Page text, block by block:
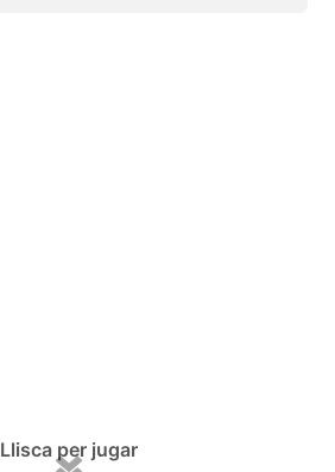
Llisca per jugar